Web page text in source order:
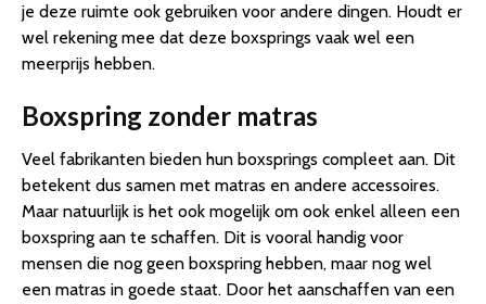
je deze ruimte ook gebruiken voor andere dingen. Houdt er
wel rekening mee dat deze boxsprings vaak wel een
meerprijs hebben.
Boxspring zonder matras
Veel fabrikanten bieden hun boxsprings compleet aan. Dit
betekent dus samen met matras en andere accessoires.
Maar natuurlijk is het ook mogelijk om ook enkel alleen een
boxspring aan te schaffen. Dit is vooral handig voor
mensen die nog geen boxspring hebben, maar nog wel
een matras in goede staat. Door het aanschaffen van een